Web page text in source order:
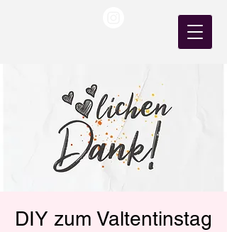
DIY zum Valtentinstag